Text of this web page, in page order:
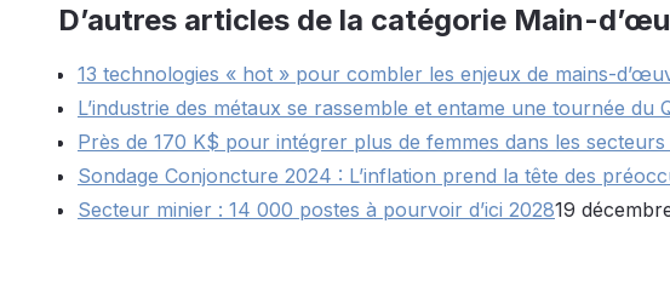
D’autres articles de la catégorie Main-
13 technologies « hot » pour combler les enjeux de mains-
L’industrie des métaux se rassemble et entame une tournée du
Près de 170 K$ pour intégrer plus de femmes dans les secteurs
Sondage Conjoncture 2024 : L’inflation prend la tête des
Secteur minier : 14 000 postes à pourvoir d’ici 202819